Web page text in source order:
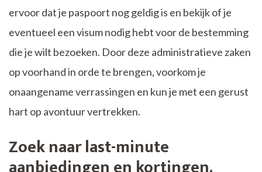
ervoor dat je paspoort nog geldig is en bekijk of je
eventueel een visum nodig hebt voor de bestemming
die je wilt bezoeken. Door deze administratieve zaken
op voorhand in orde te brengen, voorkom je
onaangename verrassingen en kun je met een gerust
hart op avontuur vertrekken.
Zoek naar last-minute